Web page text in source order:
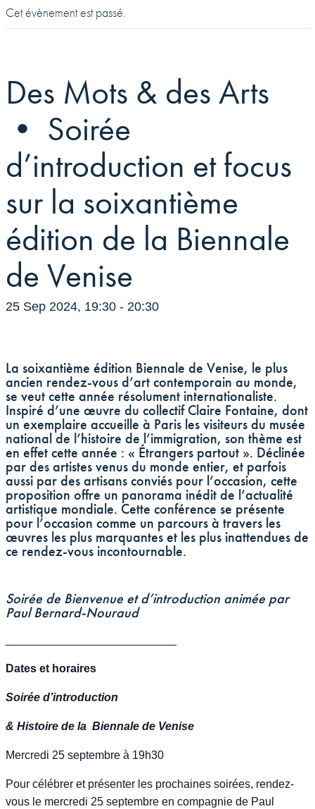
Cet évènement est passé.
Des Mots & des Arts
• Soirée
d’introduction et focus
sur la soixantième
édition de la Biennale
de Venise
25 Sep 2024, 19:30 - 20:30
La soixantième édition Biennale de Venise, le plus
ancien rendez-vous d’art contemporain au monde,
se veut cette année résolument internationaliste.
Inspiré d’une œuvre du collectif Claire Fontaine, dont
un exemplaire accueille à Paris les visiteurs du musée
national de l’histoire de l’immigration, son thème est
en effet cette année : « Étrangers partout ». Déclinée
par des artistes venus du monde entier, et parfois
aussi par des artisans conviés pour l’occasion, cette
proposition offre un panorama inédit de l’actualité
artistique mondiale. Cette conférence se présente
pour l’occasion comme un parcours à travers les
œuvres les plus marquantes et les plus inattendues de
ce rendez-vous incontournable.
Soirée de Bienvenue et d’introduction animée par
Paul Bernard-Nouraud
Dates et horaires
Soirée d’introduction
& Histoire de la Biennale de Venise
Mercredi 25 septembre à 19h30
Pour célébrer et présenter les prochaines soirées, rendez-
vous le mercredi 25 septembre en compagnie de Paul